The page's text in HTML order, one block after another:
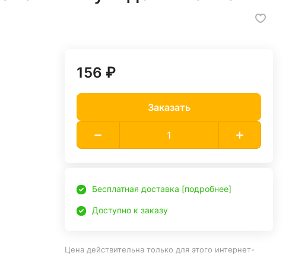
156 ₽
Заказать
Бесплатная доставка [подробнее]
Доступно к заказу
Цена действительна только для этого интернет-